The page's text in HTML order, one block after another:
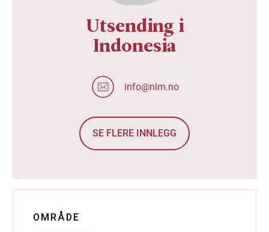
Utsending i
Indonesia
info@nlm.no
SE FLERE INNLEGG
OMRÅDE